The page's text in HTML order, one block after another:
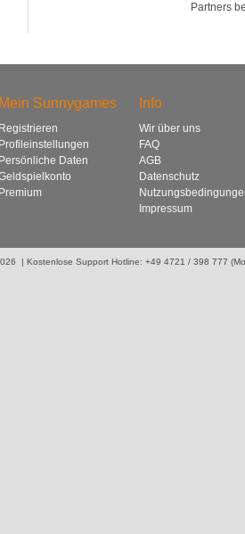
Partners
Mein Sunnygames
Registrieren
Profileinstellungen
Persönliche Daten
Premium
Info
Wir über uns
FAQ
AGB
Datenschutz
Impressum
| Kostenlose Support Hotline: +49 4721 / 398 777